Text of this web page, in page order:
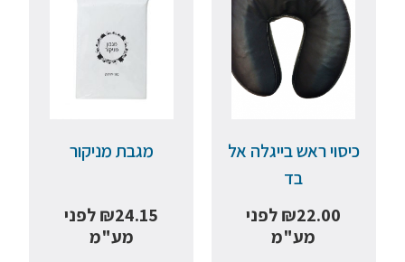
כיסוי ראש בייגלה אל
בד
₪22.00
לפני
מע"מ
מגבת מניקור
₪24.15
לפני
מע"מ